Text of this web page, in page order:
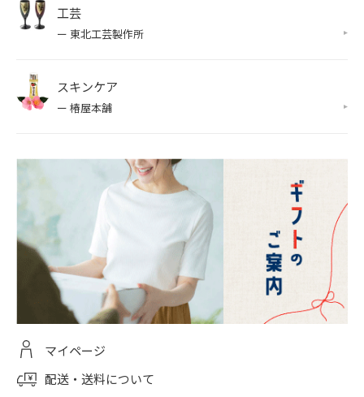
工芸
ー 東北工芸製作所
スキンケア
ー 椿屋本舗
マイページ
配送・送料について